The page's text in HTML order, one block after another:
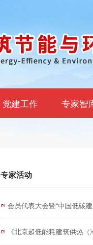
党建工作 专家智
专家活动
会员代表大会暨“中国低碳
《北京超低能耗建筑供热